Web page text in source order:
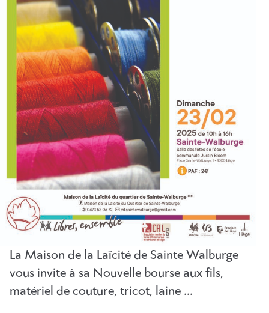
La Maison de la Laïcité de Sainte Walburge
vous invite à sa Nouvelle bourse aux fils,
matériel de couture, tricot, laine …